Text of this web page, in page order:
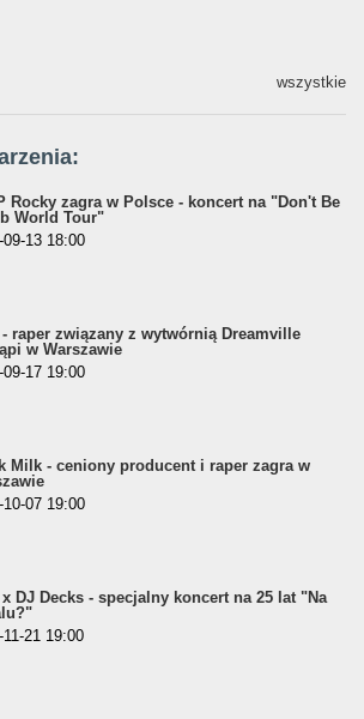
wszystkie
Rocky zagra w Polsce - koncert na "Don't Be
World Tour"
09-13 18:00
- raper związany z wytwórnią Dreamville
w Warszawie
09-17 19:00
Milk - ceniony producent i raper zagra w
10-07 19:00
x DJ Decks - specjalny koncert na 25 lat "Na
11-21 19:00